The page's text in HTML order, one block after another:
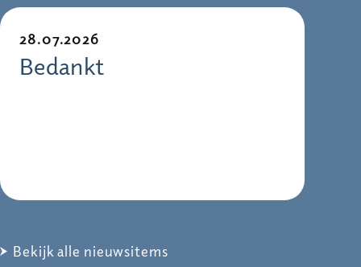
28.07.2026
Bedankt
Bekijk alle nieuwsitems